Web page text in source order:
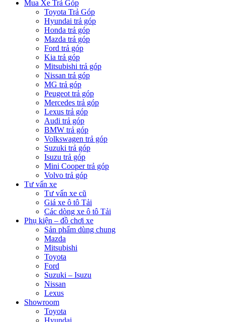
Mua Xe Trả Góp
Toyota Trả Góp
Hyundai trả góp
Honda trả góp
Mazda trả góp
Ford trả góp
Kia trả góp
Mitsubishi trả góp
Nissan trả góp
MG trả góp
Peugeot trả góp
Mercedes trả góp
Lexus trả góp
Audi trả góp
BMW trả góp
Volkswagen trả góp
Suzuki trả góp
Isuzu trả góp
Mini Cooper trả góp
Volvo trả góp
Tư vấn xe
Tư vấn xe cũ
Giá xe ô tô Tải
Các dòng xe ô tô Tải
Phụ kiện – đồ chơi xe
Sản phẩm dùng chung
Mazda
Mitsubishi
Toyota
Ford
Suzuki – Isuzu
Nissan
Lexus
Showroom
Toyota
Hyundai